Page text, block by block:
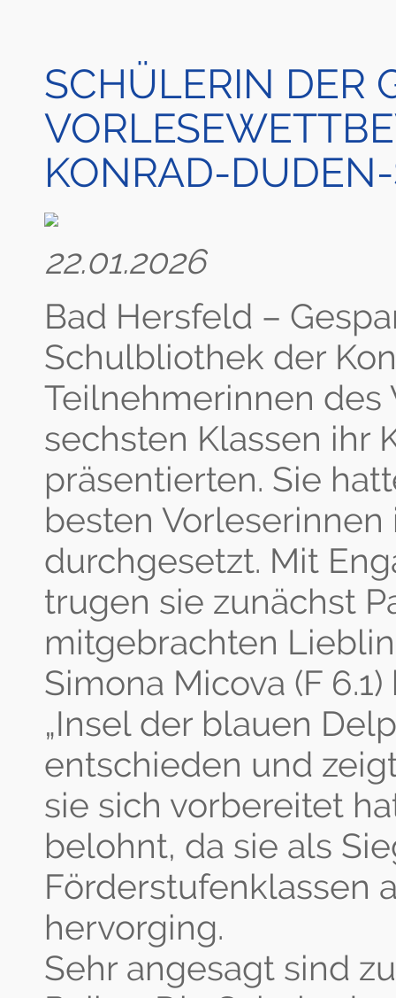
SCHÜLERIN DER
KONRAD-
22.01.2026
Bad Hersfeld –
Schulbliothek der
Teilnehmerinnen
sechsten Klassen ihr
präsentierten. Sie
besten Vorleserinnen
durchgesetzt. Mit
trugen sie zunächst
mitgebrachten
Simona Micova (F
„Insel der blauen
entschieden und
sie sich vorbereitet
belohnt, da sie als
Förderstufenklassen
hervorging.
Sehr angesagt sind